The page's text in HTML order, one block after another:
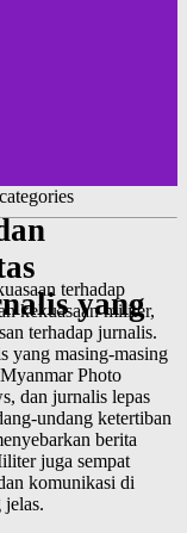
yang
terhadap
kekuasaan militer,
terhadap jurnalis.
yang masing-masing
Photo
dan jurnalis lepas
undang ketertiban
berita
juga sempat
komunikasi di
jelas.